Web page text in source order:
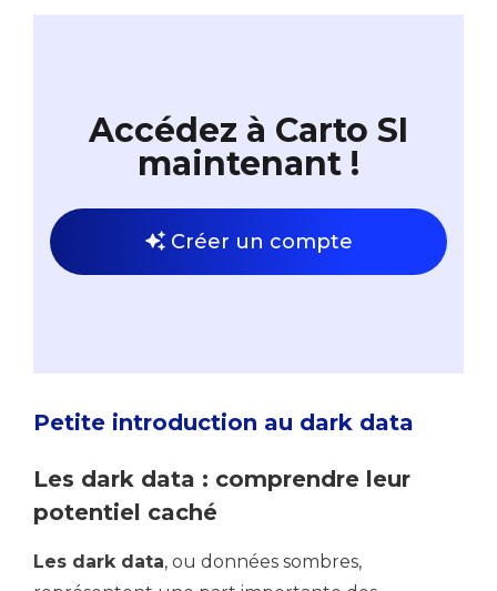
Accédez à Carto SI
maintenant !
Créer un compte
Petite introduction au dark data
Les dark data : comprendre leur
potentiel caché
Les dark data, ou données sombres,